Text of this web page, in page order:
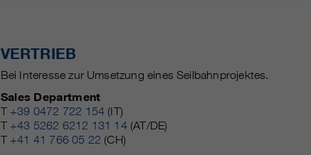
VERTRIEB
Bei Interesse zur Umsetzung eines Seilbahnprojektes.
Sales Department
T +39 0472 722 154 (IT)
T +43 5262 6212 131 14(AT/DE)
T +41 41 766 05 22 (CH)